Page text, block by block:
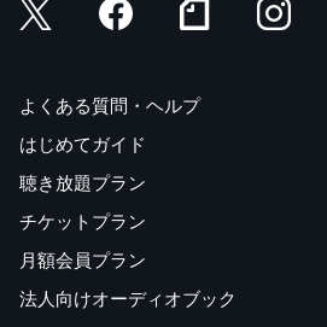
よくある質問・ヘルプ
はじめてガイド
聴き放題プラン
チケットプラン
月額会員プラン
法人向けオーディオブック